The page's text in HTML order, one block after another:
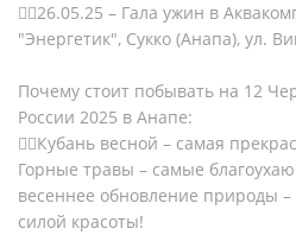
26.05.25 – Гала ужин в
"Энергетик", Сукко (Анапа), ул.
Почему стоит побывать на 12
России 2025 в Анапе:
Кубань весной – самая
Горные травы – самые
весеннее обновление природы
силой красоты!